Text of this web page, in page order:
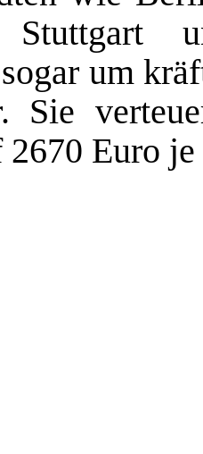
Stuttgart
um
Sie
2670 Euro